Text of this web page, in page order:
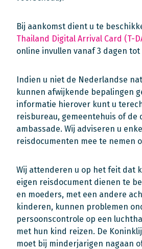
Bij aankomst dient u te
Thailand Digital Arrival Card (T-
online invullen vanaf 3 dagen tot
Indien u niet de Nederlandse
kunnen afwijkende bepalingen
informatie hierover kunt u
reisbureau, gemeentehuis of
ambassade. Wij adviseren u
reisdocumenten mee te nemen
Wij attenderen u op het feit dat
eigen reisdocument dienen te
en moeders, met een andere
kinderen, kunnen problemen
persoonscontrole op een
met hun kind reizen. De
moet bij minderjarigen nagaan